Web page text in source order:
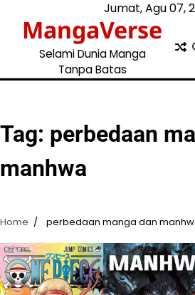
content
Jumat, Agu 07,
MangaVerse
Selami Dunia Manga
Tanpa Batas
Tag: perbedaan
manhwa
Home perbedaan manga dan